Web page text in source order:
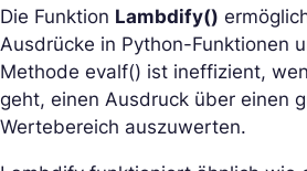
Die Funktion Lambdify()
Ausdrücke in Python-Funktionen
Methode evalf() ist ineffizient,
geht, einen Ausdruck über einen
Wertebereich auszuwerten.